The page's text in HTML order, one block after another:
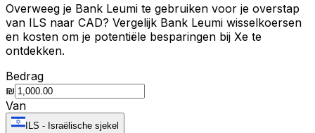
Overweeg je Bank Leumi te gebruiken voor je overstap
van ILS naar CAD? Vergelijk Bank Leumi wisselkoersen
en kosten om je potentiële besparingen bij Xe te
ontdekken.
Bedrag
₪
Van
ILS - Israëlische sjekel